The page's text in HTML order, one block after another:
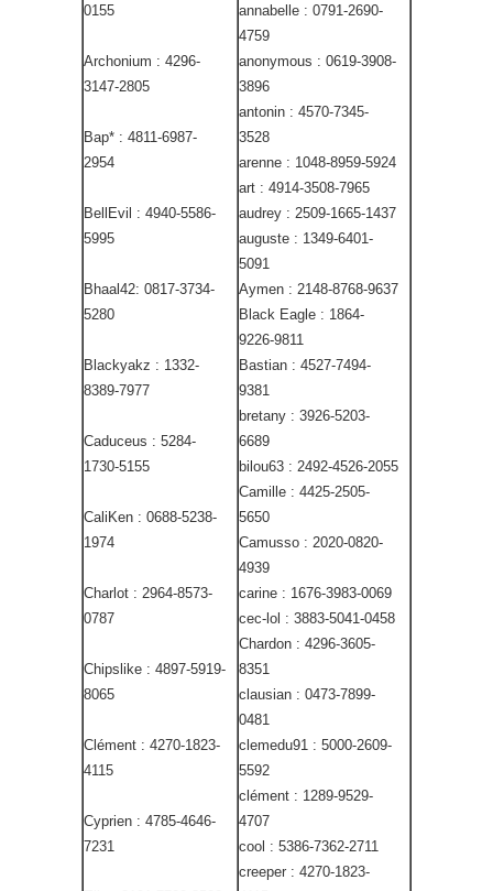
0155
Archonium : 4296-
3147-2805
Bap* : 4811-6987-
2954
BellEvil : 4940-5586-
5995
Bhaal42: 0817-3734-
5280
Blackyakz : 1332-
8389-7977
Caduceus : 5284-
1730-5155
CaliKen : 0688-5238-
1974
Charlot : 2964-8573-
0787
Chipslike : 4897-5919-
8065
Clément : 4270-1823-
4115
Cyprien : 4785-4646-
7231
annabelle : 0791-2690-
4759
anonymous : 0619-3908-
3896
antonin : 4570-7345-
3528
arenne : 1048-8959-5924
art : 4914-3508-7965
audrey : 2509-1665-1437
auguste : 1349-6401-
5091
Aymen : 2148-8768-9637
Black Eagle : 1864-
9226-9811
Bastian : 4527-7494-
9381
bretany : 3926-5203-
6689
bilou63 : 2492-4526-2055
Camille : 4425-2505-
5650
Camusso : 2020-0820-
4939
carine : 1676-3983-0069
cec-lol : 3883-5041-0458
Chardon : 4296-3605-
8351
clausian : 0473-7899-
0481
clemedu91 : 5000-2609-
5592
clément : 1289-9529-
4707
cool : 5386-7362-2711
creeper : 4270-1823-